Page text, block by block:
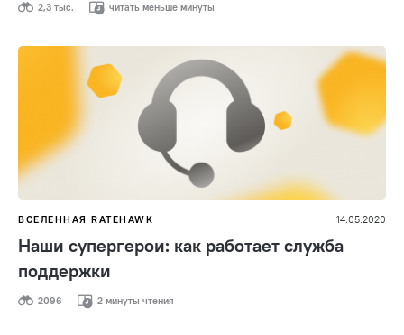
2,3 тыс. читать меньше минуты
ВСЕЛЕННАЯ RATEHAWK 14.05.2020
Наши супергерои: как работает служба
поддержки
2096 2 минуты чтения